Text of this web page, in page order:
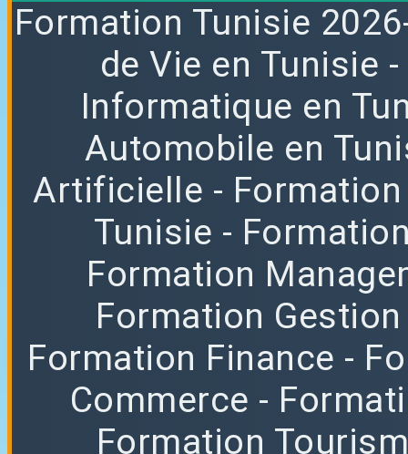
Formation Tunisie
de Vie en Tunisie -
Informatique en
Automobile en
Artificielle -
Tunisie -
Formation
Formation Gestion
Formation Finance -
Commerce -
Formation